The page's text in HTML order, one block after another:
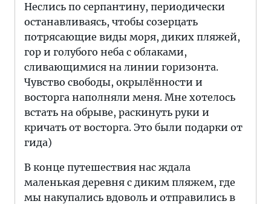
Неслись по серпантину, периодически
останавливаясь, чтобы созерцать
потрясающие виды моря, диких пляжей,
гор и голубого неба с облаками,
сливающимися на линии горизонта.
Чувство свободы, окрылённости и
восторга наполняли меня. Мне хотелось
встать на обрыве, раскинуть руки и
кричать от восторга. Это были подарки от
гида)
В конце путешествия нас ждала
маленькая деревня с диким пляжем, где
мы накупались вдоволь и отправились в